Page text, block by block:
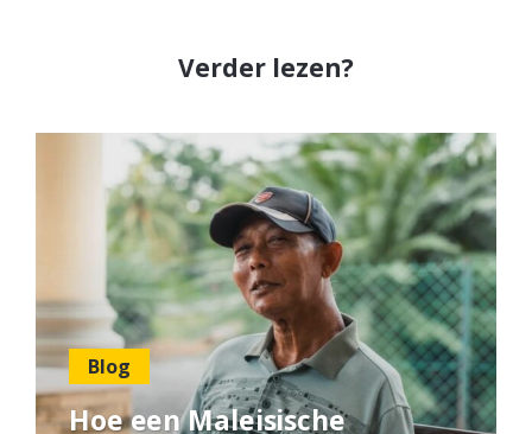
Verder lezen?
Blog
Hoe een Maleisische